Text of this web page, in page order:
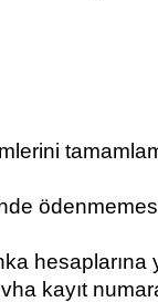
hesaplarına
kayıt